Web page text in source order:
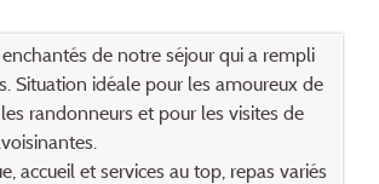
de notre séjour qui a rempli
Situation idéale pour les amoureux de
randonneurs et pour les visites de
accueil et services au top, repas variés